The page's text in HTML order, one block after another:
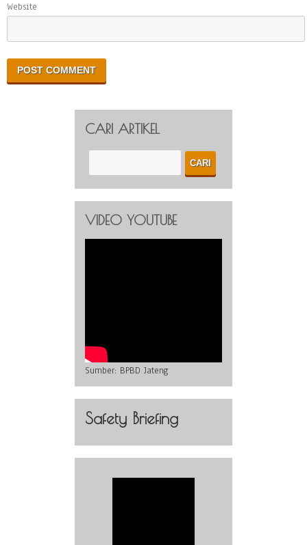
Website
CARI ARTIKEL
VIDEO YOUTUBE
Sumber: BPBD Jateng
Safety Briefing